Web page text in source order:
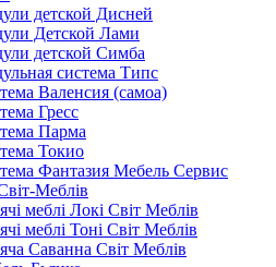
детской Дисней
Детской Лами
детской Симба
система Типс
Валенсия (самоа)
Гресс
Парма
Токио
Фантазия Мебель Сервис
Меблів
меблі Локі Світ Меблів
меблі Тоні Світ Меблів
Саванна Світ Меблів